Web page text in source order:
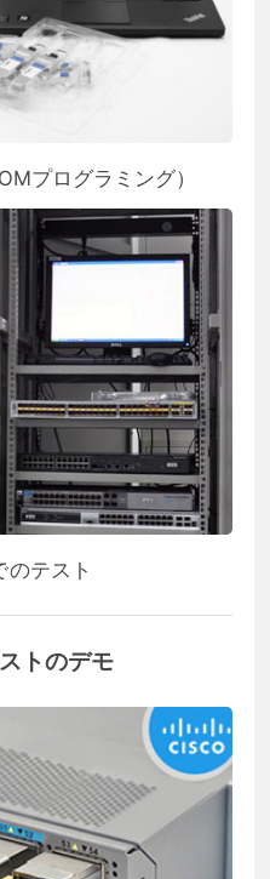
プログラミング）
のテスト
トのデモ